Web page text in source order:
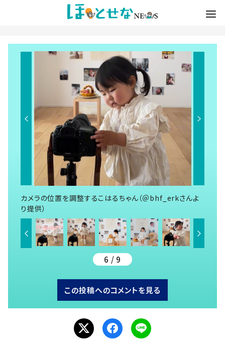
カメラの位置を調整するこはるちゃん（＠bhf_erkさんよ
り提供）
6 / 9
この投稿へのコメントを見る